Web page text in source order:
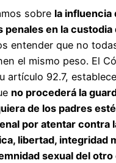
sobre la influencia
penales en la custodia
entender que no
el mismo peso. El
artículo 92.7, establece
no procederá la
de los padres
por atentar contra
libertad, integridad
sexual del